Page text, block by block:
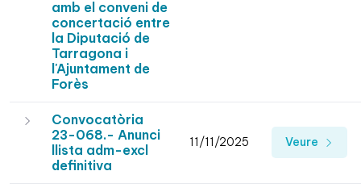
amb el conveni de
concertació entre
la Diputació de
Tarragona i
l'Ajuntament de
Forès
Convocatòria
23-068.- Anunci
llista adm-excl
definitiva
11/11/2025 Veure